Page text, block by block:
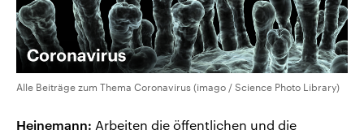
Alle Beiträge zum Thema Coronavirus (imago / Science Photo Library)
Heinemann: Arbeiten die öffentlichen und die